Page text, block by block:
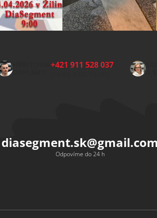
HŘBITOVNÍ+421 911 528 037
A
diasegment.sk@gmail.com
Odpovíme do 24 h